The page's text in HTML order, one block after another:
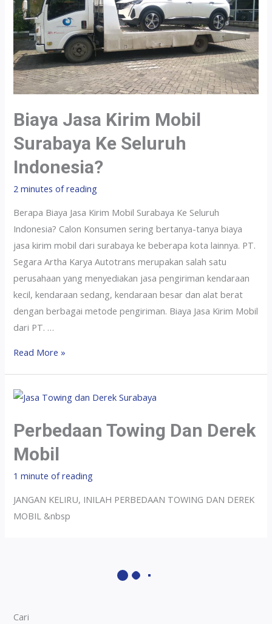
Biaya Jasa Kirim Mobil
Surabaya Ke Seluruh
Indonesia?
2 minutes of reading
Berapa Biaya Jasa Kirim Mobil Surabaya Ke Seluruh
Indonesia? Calon Konsumen sering bertanya-tanya biaya
jasa kirim mobil dari surabaya ke beberapa kota lainnya. PT.
Segara Artha Karya Autotrans merupakan salah satu
perusahaan yang menyediakan jasa pengiriman kendaraan
kecil, kendaraan sedang, kendaraan besar dan alat berat
dengan berbagai metode pengiriman. Biaya Jasa Kirim Mobil
dari PT. …
Read More »
Perbedaan Towing Dan Derek
Mobil
1 minute of reading
JANGAN KELIRU, INILAH PERBEDAAN TOWING DAN DEREK
MOBIL &nbsp
Cari